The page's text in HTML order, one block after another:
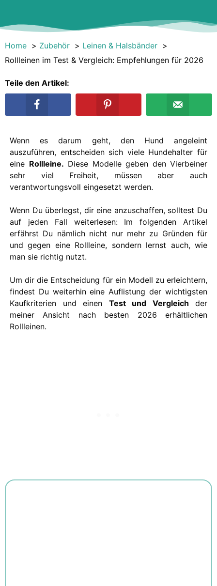
Home Zubehör
Leinen & Halsbänder
Rollleinen im Test & Vergleich: Empfehlungen für 2026
Teile den Artikel:
Wenn es darum geht, den Hund angeleint
auszuführen, entscheiden sich viele Hundehalter für
eine Rollleine. Diese Modelle geben den Vierbeiner
sehr viel Freiheit, müssen aber auch
verantwortungsvoll eingesetzt werden.
Wenn Du überlegst, dir eine anzuschaffen, solltest Du
auf jeden Fall weiterlesen: Im folgenden Artikel
erfährst Du nämlich nicht nur mehr zu Gründen für
und gegen eine Rollleine, sondern lernst auch, wie
man sie richtig nutzt.
Um dir die Entscheidung für ein Modell zu erleichtern,
findest Du weiterhin eine Auflistung der wichtigsten
Kaufkriterien und einen Test und Vergleich der
meiner Ansicht nach besten 2026 erhältlichen
Rollleinen.